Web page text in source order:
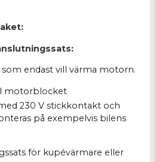
endast vill värma motorn.
motorblocket
230 V stickkontakt och
på exempelvis bilens
för kupévärmare eller